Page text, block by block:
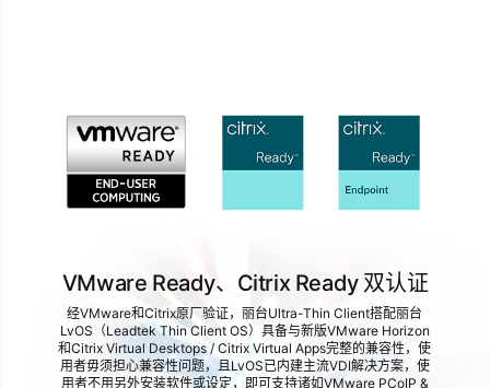
VMware Ready、Citrix Ready 双认证
经VMware和Citrix原厂验证，丽台Ultra-Thin Client搭配丽台
LvOS（Leadtek Thin Client OS）具备与新版VMware Horizon
和Citrix Virtual Desktops / Citrix Virtual Apps完整的兼容性，使
用者毋须担心兼容性问题，且LvOS已内建主流VDI解决方案，使
用者不用另外安装软件或设定，即可支持诸如VMware PCoIP &